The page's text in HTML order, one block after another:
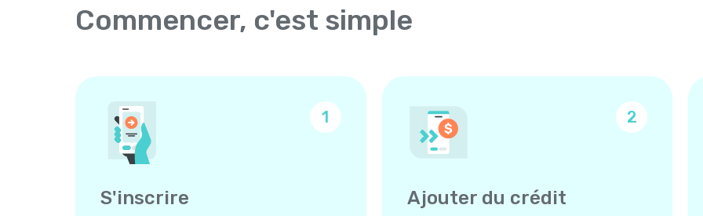
Commencer, c'est simple
1
S'inscrire
2
Ajouter du crédit